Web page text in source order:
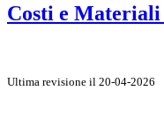
Costi e
Ultima revisione il 20-04-2026